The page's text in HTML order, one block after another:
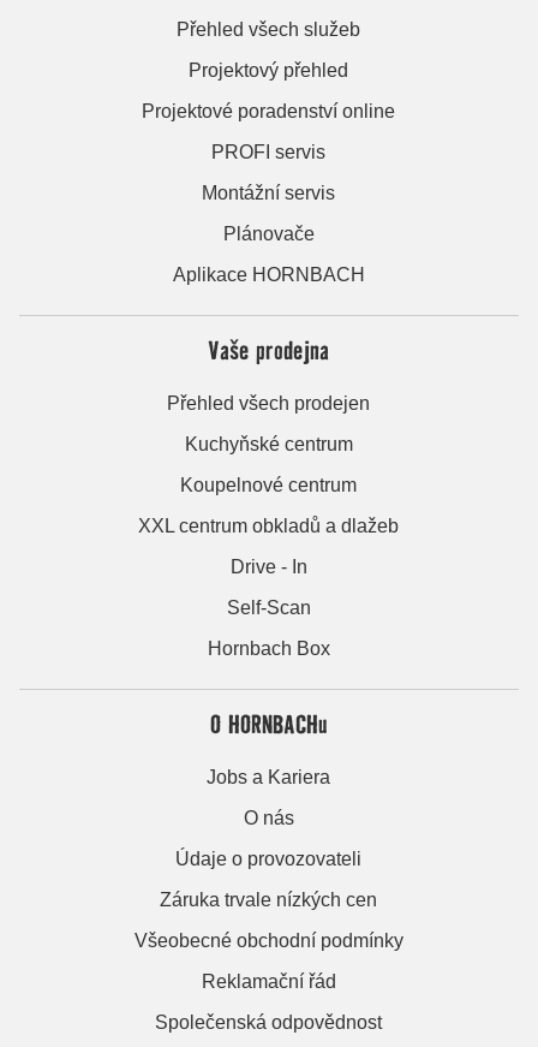
Přehled všech služeb
Projektový přehled
Projektové poradenství online
PROFI servis
Montážní servis
Plánovače
Aplikace HORNBACH
Vaše prodejna
Přehled všech prodejen
Kuchyňské centrum
Koupelnové centrum
XXL centrum obkladů a dlažeb
Drive - In
Self-Scan
Hornbach Box
O HORNBACHu
Jobs a Kariera
O nás
Údaje o provozovateli
Záruka trvale nízkých cen
Všeobecné obchodní podmínky
Reklamační řád
Společenská odpovědnost